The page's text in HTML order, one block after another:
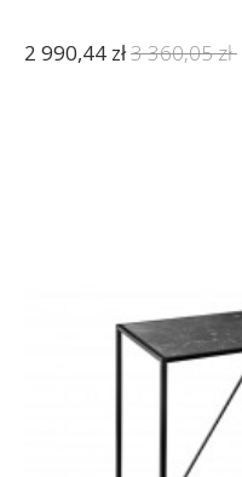
2 990,44 zł3 360,05 zł